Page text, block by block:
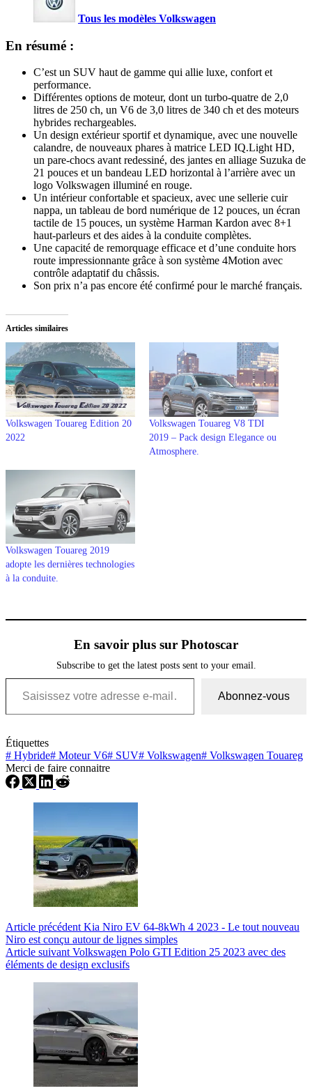
Tous les modèles Volkswagen
En résumé :
C’est un SUV haut de gamme qui allie luxe, confort et
performance.
Différentes options de moteur, dont un turbo-quatre de 2,0
litres de 250 ch, un V6 de 3,0 litres de 340 ch et des moteurs
hybrides rechargeables.
Un design extérieur sportif et dynamique, avec une nouvelle
calandre, de nouveaux phares à matrice LED IQ.Light HD,
un pare-chocs avant redessiné, des jantes en alliage Suzuka de
21 pouces et un bandeau LED horizontal à l’arrière avec un
logo Volkswagen illuminé en rouge.
Un intérieur confortable et spacieux, avec une sellerie cuir
nappa, un tableau de bord numérique de 12 pouces, un écran
tactile de 15 pouces, un système Harman Kardon avec 8+1
haut-parleurs et des aides à la conduite complètes.
Une capacité de remorquage efficace et d’une conduite hors
route impressionnante grâce à son système 4Motion avec
contrôle adaptatif du châssis.
Son prix n’a pas encore été confirmé pour le marché français.
Articles similaires
Volkswagen Touareg Edition 20
2022
Volkswagen Touareg V8 TDI
2019 – Pack design Elegance ou
Atmosphere.
Volkswagen Touareg 2019
adopte les dernières technologies
à la conduite.
En savoir plus sur Photoscar
Subscribe to get the latest posts sent to your email.
Saisissez votre adresse e-mail…
Abonnez-vous
Étiquettes
# Hybride# Moteur V6# SUV# Volkswagen# Volkswagen Touareg
Merci de faire connaitre
Article précédent Kia Niro EV 64-8kWh 4 2023 - Le tout nouveau
Niro est conçu autour de lignes simples
Article suivant Volkswagen Polo GTI Edition 25 2023 avec des
éléments de design exclusifs